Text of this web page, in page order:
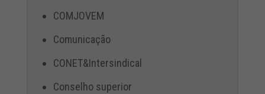
COMJOVEM
Comunicação
CONET&Intersindical
Conselho superior